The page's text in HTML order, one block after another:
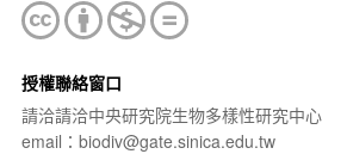
授權聯絡窗口
請洽請洽中央研究院生物多樣性研究中心
email：biodiv@gate.sinica.edu.tw